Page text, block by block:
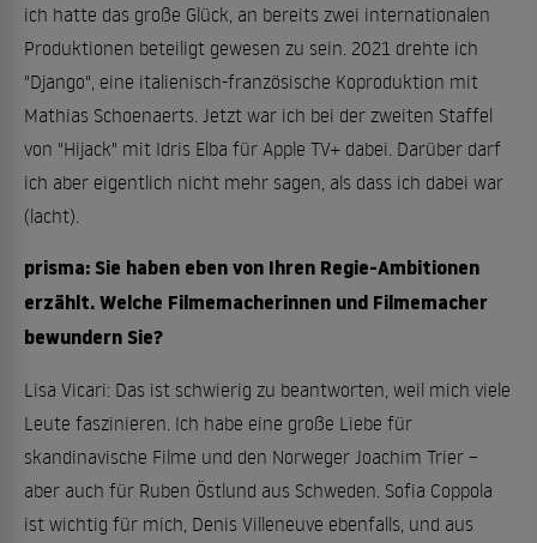
ich hatte das große Glück, an bereits zwei internationalen
Produktionen beteiligt gewesen zu sein. 2021 drehte ich
"Django", eine italienisch-französische Koproduktion mit
Mathias Schoenaerts. Jetzt war ich bei der zweiten Staffel
von "Hijack" mit Idris Elba für Apple TV+ dabei. Darüber darf
ich aber eigentlich nicht mehr sagen, als dass ich dabei war
(lacht).
prisma: Sie haben eben von Ihren Regie-Ambitionen
erzählt. Welche Filmemacherinnen und Filmemacher
bewundern Sie?
Lisa Vicari: Das ist schwierig zu beantworten, weil mich viele
Leute faszinieren. Ich habe eine große Liebe für
skandinavische Filme und den Norweger Joachim Trier –
aber auch für Ruben Östlund aus Schweden. Sofia Coppola
ist wichtig für mich, Denis Villeneuve ebenfalls, und aus